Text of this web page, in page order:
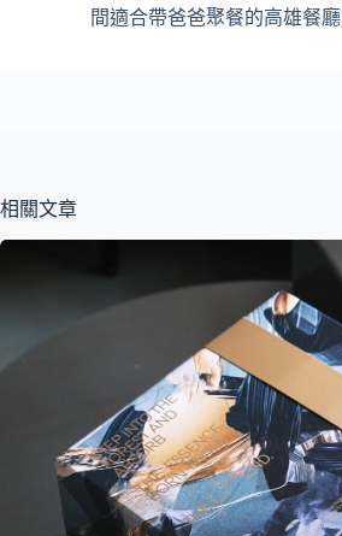
間適合帶爸爸聚餐的高雄餐廳
相關文章